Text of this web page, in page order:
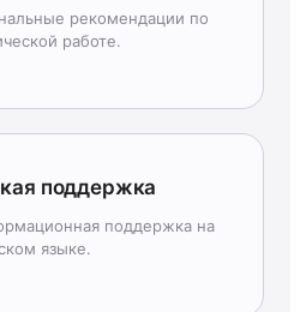
рекомендации по
работе.
поддержка
поддержка на
языке.